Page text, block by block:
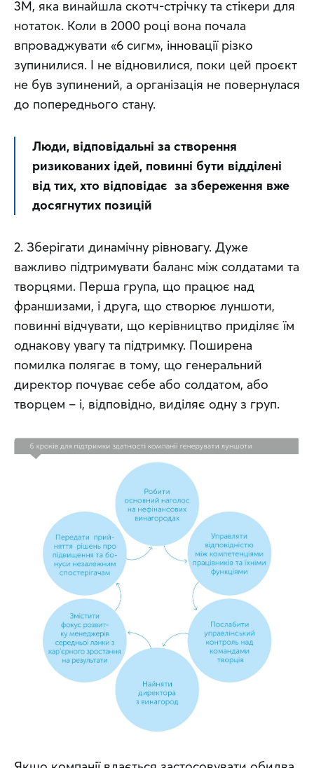
3M, яка винайшла скотч-стрічку та стікери для
нотаток. Коли в 2000 році вона почала
впроваджувати «6 сигм», інновації різко
зупинилися. І не відновилися, поки цей проєкт
не був зупинений, а організація не повернулася
до попереднього стану.
Люди, відповідальні за створення
ризикованих ідей, повинні бути відділені
від тих, хто відповідає  за збереження вже
досягнутих позицій
2. Зберігати динамічну рівновагу. Дуже
важливо підтримувати баланс між солдатами та
творцями. Перша група, що працює над
франшизами, і друга, що створює луншоти,
повинні відчувати, що керівництво приділяє їм
однакову увагу та підтримку. Поширена
помилка полягає в тому, що генеральний
директор почуває себе або солдатом, або
творцем – і, відповідно, виділяє одну з груп.